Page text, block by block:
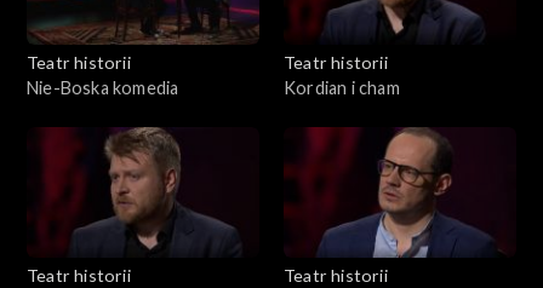
Teatr historii
Nie-Boska komedia
Teatr historii
Kordian i cham
Teatr historii
Teatr historii